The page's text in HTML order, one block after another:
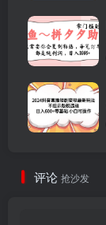
评论 抢沙发